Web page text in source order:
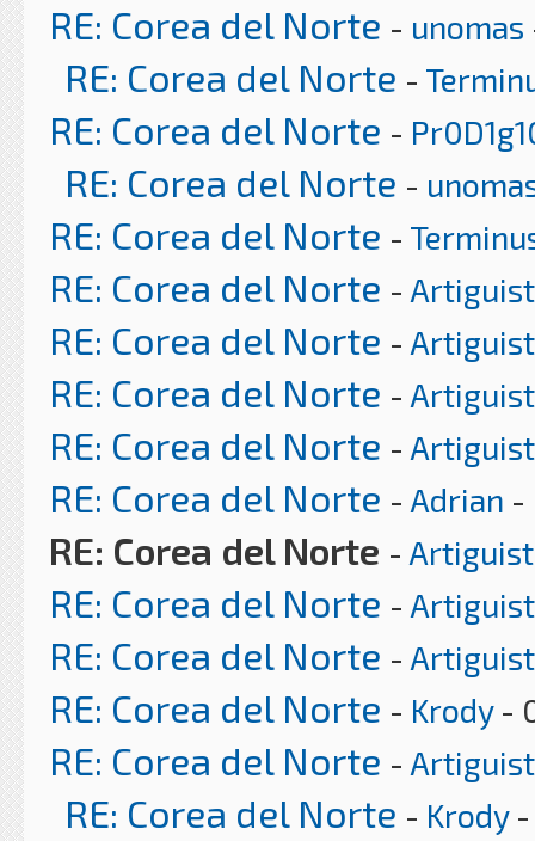
RE: Corea del Norte - unomas
RE: Corea del Norte -
RE: Corea del Norte -
RE: Corea del Norte -
RE: Corea del Norte -
RE: Corea del Norte -
RE: Corea del Norte -
RE: Corea del Norte -
RE: Corea del Norte -
RE: Corea del Norte - Adrian -
RE: Corea del Norte -
RE: Corea del Norte -
RE: Corea del Norte -
RE: Corea del Norte - Krody-
RE: Corea del Norte -
RE: Corea del Norte - Krody-